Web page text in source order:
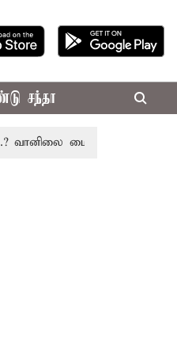
சந்தா
மையம் அப்டேட்